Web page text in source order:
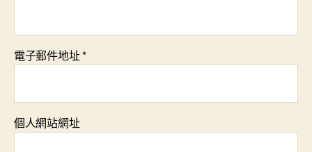
電子郵件地址*
個人網站網址